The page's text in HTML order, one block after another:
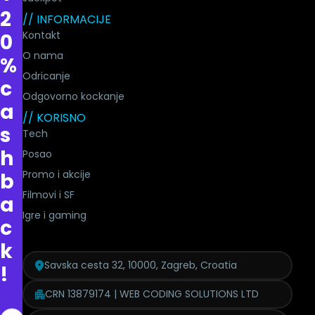
2
0
%
c
a
s
h
b
a
c
k
!
// INFORMACIJE
Kontakt
O nama
Odricanje
Odgovorno kockanje
// KORISNO
Tech
Posao
Promo i akcije
Filmovi i SF
Igre i gaming
Savska cesta 32, 10000, Zagreb, Croatia
CRN 13879174 | WEB CODING SOLUTIONS LTD